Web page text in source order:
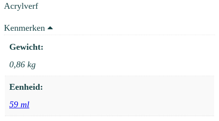
Acrylverf
Kenmerken
Gewicht:
0,86 kg
Eenheid:
59 ml